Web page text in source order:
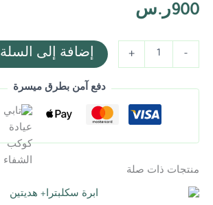
900ر.س
-
+ إضافة إلى السلة
دفع آمن بطرق ميسرة
منتجات ذات صلة
السعر